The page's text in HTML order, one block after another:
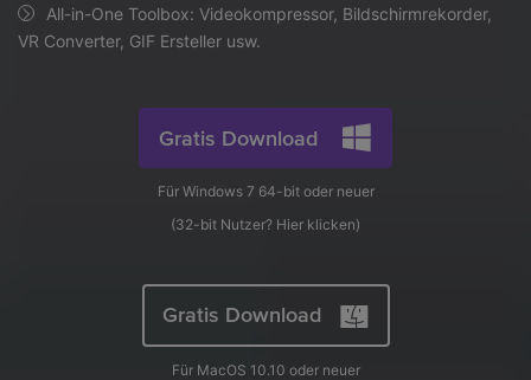
Video/Audio
Video/Audio
KI-Porträt
AI
Tech Specs
Updates von UniConverter
Ihr bester Video Converter
mit hoher Geschwindigkeit.
JETZT KAUFEN
All-in-One Toolbox: Videokompressor, Bildschirmrekorder,
VR Converter, GIF Ersteller usw.
Gratis Download
Für Windows 7 64-bit oder neuer
(32-bit Nutzer? Hier klicken)
Gratis Download
Für MacOS 10.10 oder neuer